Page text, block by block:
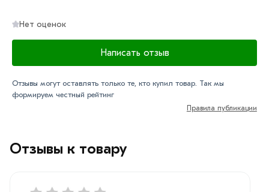
Отзывы к товару
Нет оценок
Написать отзыв
Отзывы могут оставлять только те, кто купил товар. Так мы
формируем честный рейтинг
Правила публикации